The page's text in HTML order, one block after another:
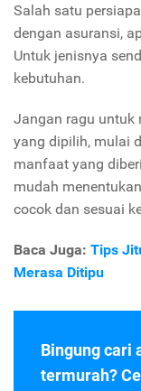
Salah satu
dengan asuransi,
Untuk jenisnya
kebutuhan.
Jangan ragu untuk
yang dipilih, mulai
manfaat yang
mudah
cocok dan sesuai
Baca Juga: Tips
Merasa Ditipu
Bingung cari
termurah?